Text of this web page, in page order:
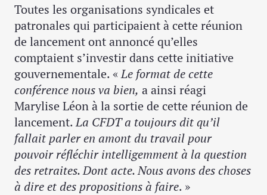
Toutes les organisations syndicales et
patronales qui participaient à cette réunion
de lancement ont annoncé qu’elles
comptaient s’investir dans cette initiative
gouvernementale. «Le format de cette
conférence nous va bien, a ainsi réagi
Marylise Léon à la sortie de cette réunion de
lancement.La CFDT a toujours dit qu’il
fallait parler en amont du travail pour
pouvoir réfléchir intelligemment à la question
des retraites. Dont acte. Nous avons des choses
à dire et des propositions à faire. »